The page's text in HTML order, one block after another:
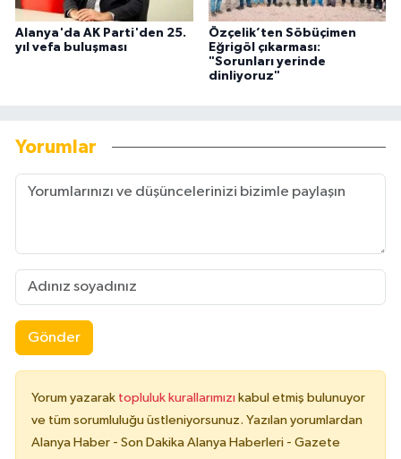
Alanya'da AK Parti'den 25.
yıl vefa buluşması
Özçelik’ten Söbüçimen
Eğrigöl çıkarması:
"Sorunları yerinde
dinliyoruz"
Yorumlar
Gönder
Yorum yazarak topluluk kurallarımızı kabul etmiş bulunuyor
ve tüm sorumluluğu üstleniyorsunuz. Yazılan yorumlardan
Alanya Haber - Son Dakika Alanya Haberleri - Gazete